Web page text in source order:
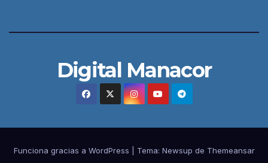
Digital Manacor
Funciona gracias a WordPress Tema: Newsup de Themeansar